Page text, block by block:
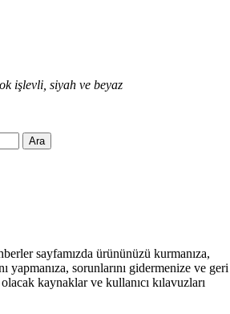
işlevli, siyah ve beyaz
Ara
sayfamızda ürününüzü kurmanıza,
yapmanıza, sorunlarını gidermenize ve geri
kaynaklar ve kullanıcı kılavuzları